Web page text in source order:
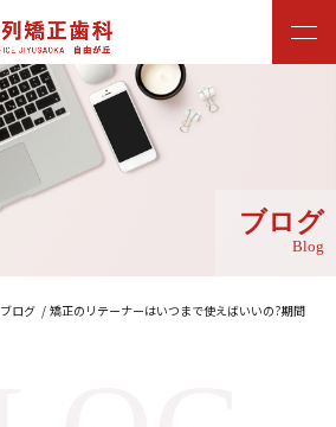
ブログ
Blog
ブログ
矯正のリテーナーはいつまで使えばいいの?期間